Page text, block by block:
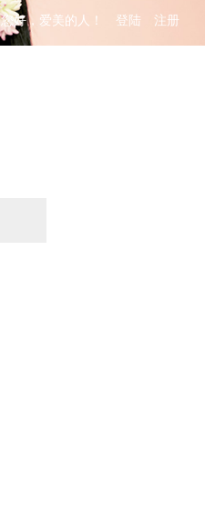
您好，爱美的人！ 登陆 注册